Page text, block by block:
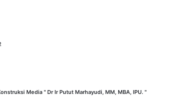
Media " Dr Ir Putut Marhayudi, MM, MBA, IPU. "